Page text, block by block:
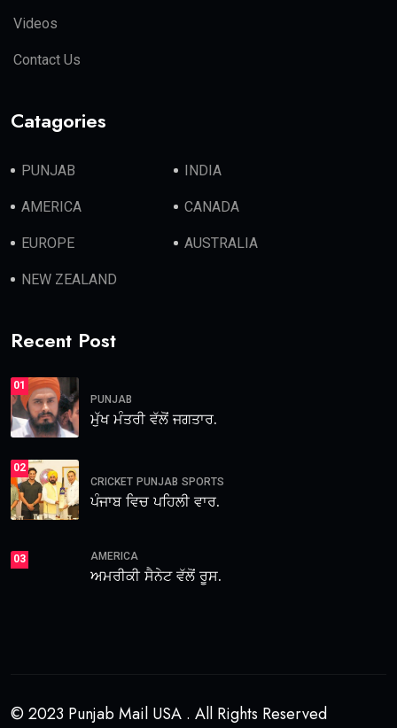
Videos
Contact Us
Catagories
PUNJAB INDIA
AMERICA CANADA
EUROPE AUSTRALIA
NEW ZEALAND
Recent Post
01
PUNJAB
ਮੁੱਖ ਮੰਤਰੀ ਵੱਲੋਂ ਜਗਤਾਰ.
02
CRICKET PUNJAB SPORTS
ਪੰਜਾਬ ਵਿਚ ਪਹਿਲੀ ਵਾਰ.
03 AMERICA
ਅਮਰੀਕੀ ਸੈਨੇਟ ਵੱਲੋਂ ਰੂਸ.
© 2023 Punjab Mail USA . All Rights Reserved